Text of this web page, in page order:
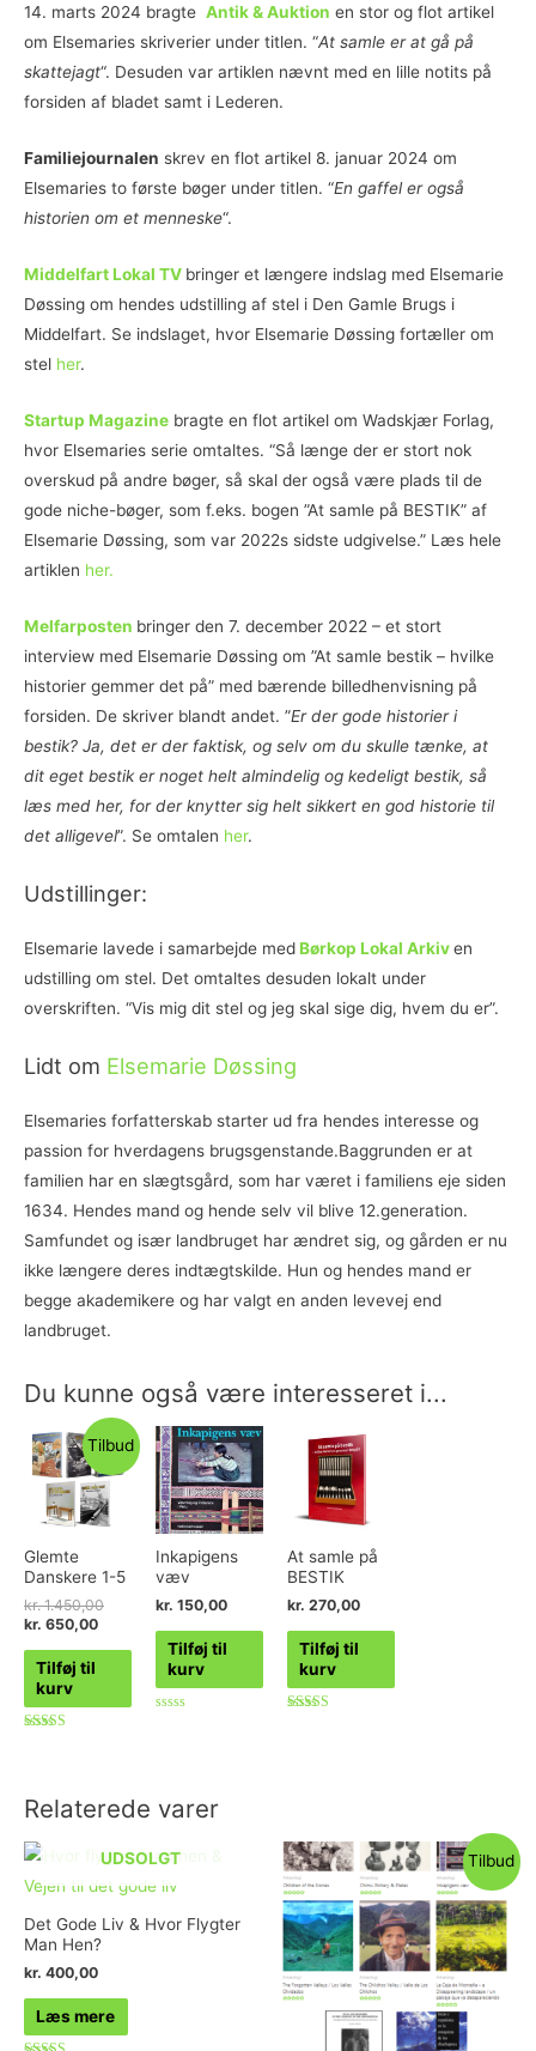
14. marts 2024 bragte Antik & Auktion en stor og flot artikel
om Elsemaries skriverier under titlen. “At samle er at gå på
skattejagt“. Desuden var artiklen nævnt med en lille notits på
forsiden af bladet samt i Lederen.
Familiejournalen skrev en flot artikel 8. januar 2024 om
Elsemaries to første bøger under titlen. “En gaffel er også
historien om et menneske“.
Middelfart Lokal TV bringer et længere indslag med Elsemarie
Døssing om hendes udstilling af stel i Den Gamle Brugs i
Middelfart. Se indslaget, hvor Elsemarie Døssing fortæller om
stel her.
Startup Magazine bragte en flot artikel om Wadskjær Forlag,
hvor Elsemaries serie omtaltes. “Så længe der er stort nok
overskud på andre bøger, så skal der også være plads til de
gode niche-bøger, som f.eks. bogen ”At samle på BESTIK” af
Elsemarie Døssing, som var 2022s sidste udgivelse.” Læs hele
artiklen her.
Melfarposten bringer den 7. december 2022 – et stort
interview med Elsemarie Døssing om ”At samle bestik – hvilke
historier gemmer det på” med bærende billedhenvisning på
forsiden. De skriver blandt andet. ”Er der gode historier i
bestik? Ja, det er der faktisk, og selv om du skulle tænke, at
dit eget bestik er noget helt almindelig og kedeligt bestik, så
læs med her, for der knytter sig helt sikkert en god historie til
det alligevel”. Se omtalen her.
Udstillinger:
Elsemarie lavede i samarbejde medBørkop Lokal Arkiven
udstilling om stel. Det omtaltes desuden lokalt under
overskriften. “Vis mig dit stel og jeg skal sige dig, hvem du er”.
Lidt om Elsemarie Døssing
Elsemaries forfatterskab starter ud fra hendes interesse og
passion for hverdagens brugsgenstande.Baggrunden er at
familien har en slægtsgård, som har været i familiens eje siden
1634. Hendes mand og hende selv vil blive 12.generation.
Samfundet og især landbruget har ændret sig, og gården er nu
ikke længere deres indtægtskilde. Hun og hendes mand er
begge akademikere og har valgt en anden levevej end
landbruget.
Du kunne også være interesseret i...
Tilbud
Glemte
Danskere 1-5
kr.1.450,00
kr. 650,00
Tilføj til
kurv
Inkapigens
væv
kr. 150,00
Tilføj til
kurv
At samle på
BESTIK
kr. 270,00
Tilføj til
kurv
Relaterede varer
UDSOLGT
Det Gode Liv & Hvor Flygter
Man Hen?
kr. 400,00
Læs mere
Tilbud